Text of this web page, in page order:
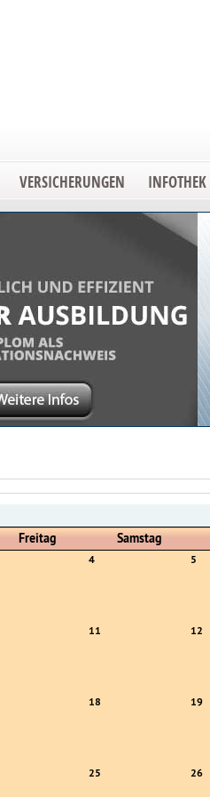
VERSICHERUNGEN INFOTHEK
Freitag Samstag
4 5
11 12
18 19
25 26